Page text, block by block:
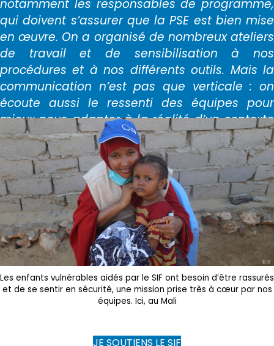
notamment les responsables de programme,
qui doivent s’assurer que la PSE est bien mise
en œuvre. On a organisé de nombreux ateliers
de travail et de sensibilisation à nos
procédures et à nos différents outils. Mais la
communication n’est pas que verticale : on
écoute aussi le ressenti des équipes pour
mieux nous adapter à la réalité d’un contexte
qu’ils connaissent par cœur. »
Les enfants vulnérables aidés par le SIF ont besoin d’être rassurés
et de se sentir en sécurité, une mission prise très à cœur par nos
équipes. Ici, au Mali
JE SOUTIENS LE SIF